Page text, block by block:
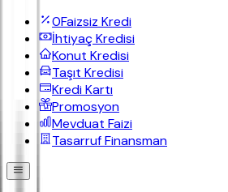
0Faizsiz Kredi
İhtiyaç Kredisi
Konut Kredisi
Taşıt Kredisi
Kredi Kartı
Promosyon
Mevduat Faizi
Tasarruf Finansman